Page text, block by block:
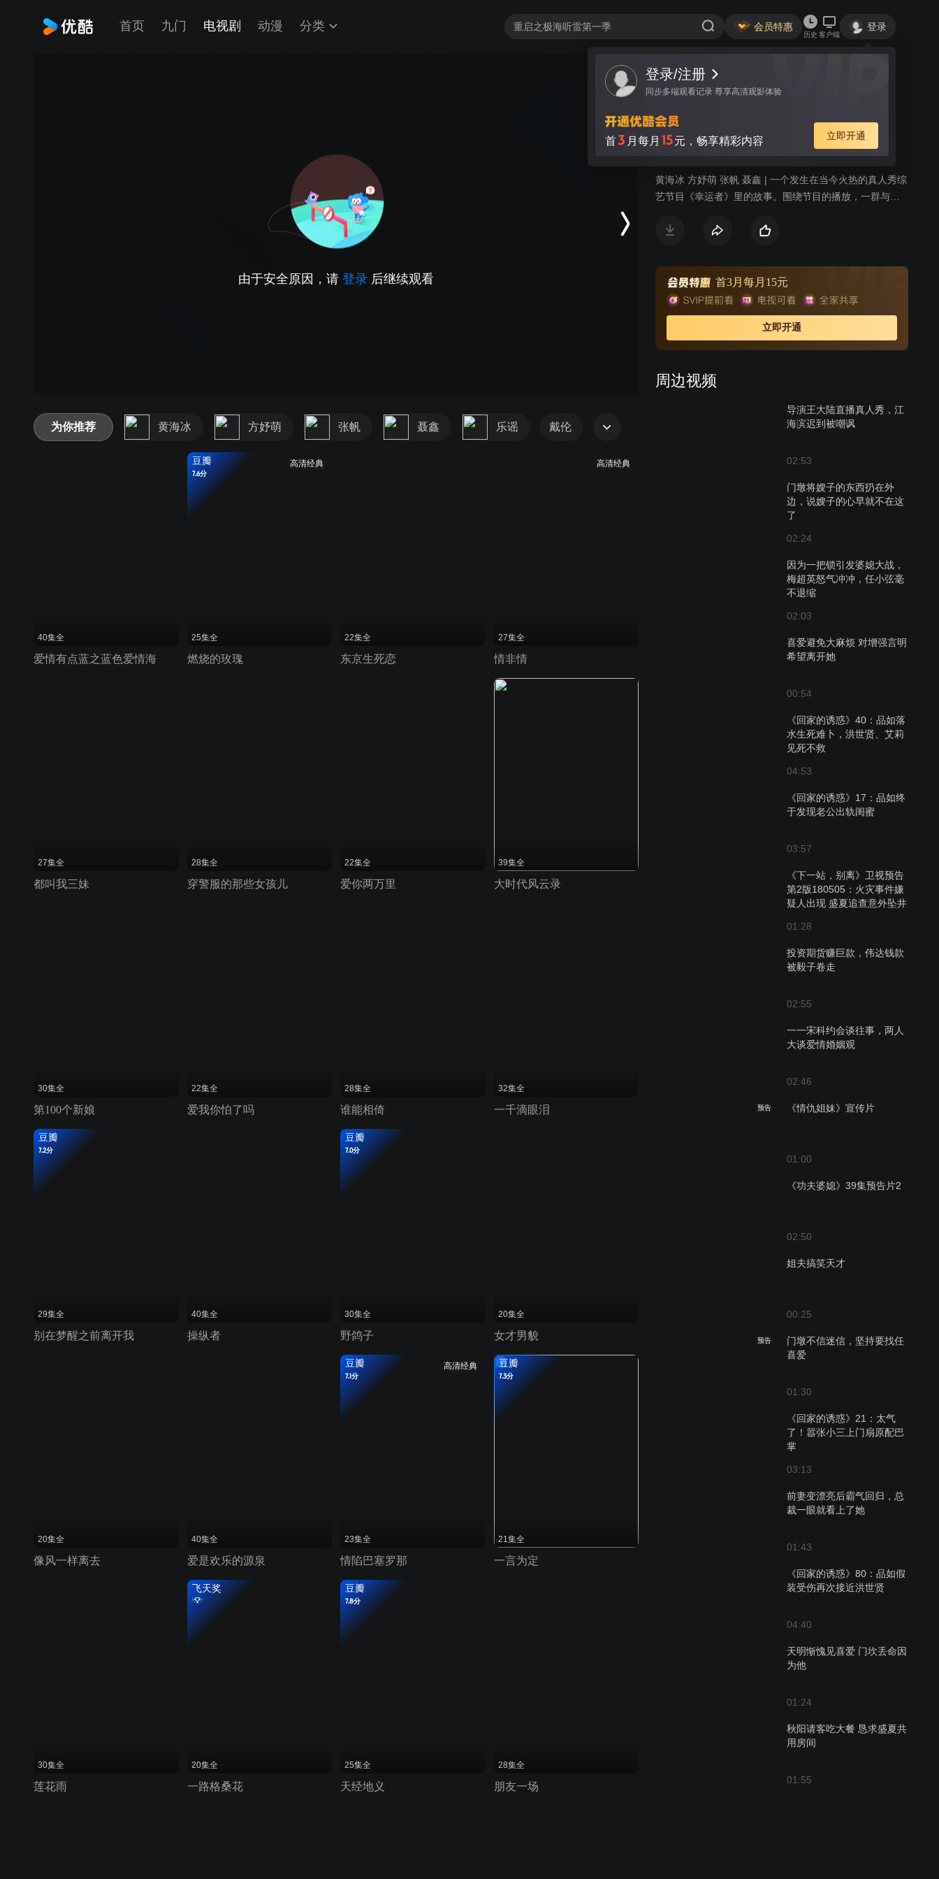
首页 九门 电视剧 动漫 分类 会员特惠
历史 客户端
登录
登录/注册
同步多端观看记录 尊享高清观影体验
首3 月每月 15元，畅享精彩内容 立即开通
由于安全原因，请 登录 后继续观看
视频 讨论
有你才快乐
中国/2006/综艺节目背后的故事
黄海冰 方妤萌 张帆 聂鑫 | 一个发生在当今火热的真人秀综
艺节目《幸运者》里的故事。围绕节目的播放，一群与节
临情感挣扎和人生奋斗，从而演绎出了一段真情错位和缠
即将登记结婚的恋人。他们本来可以平静地结婚、生子，
如果没有这档《幸运者》节目的话。戴雨桐在《幸运者》
的电视真人秀节目里看见了一个月前意外邂逅的江海滨，
也看到了预告花絮中自己的镜头。这个突如其来的电视节
目改变了他们的生活和命运，发生了连锁反应，首先直接
常愧疚，同时自己也觉得茫然困惑。赵有友表现平静，暗
首3月每月15元
立即开通
周边视频
导演王大陆直播真人秀，江
海滨迟到被嘲讽
02:53
门墩将嫂子的东西扔在外
边，说嫂子的心早就不在这
了
02:24
因为一把锁引发婆媳大战，
梅超英怒气冲冲，任小弦毫
不退缩
02:03
喜爱避免大麻烦 对增强言明
希望离开她
00:54
《回家的诱惑》40：品如落
水生死难卜，洪世贤、艾莉
见死不救
04:53
《回家的诱惑》17：品如终
于发现老公出轨闺蜜
03:57
《下一站，别离》卫视预告
第2版180505：火灾事件嫌
疑人出现 盛夏追查意外坠井
01:28
投资期货赚巨款，伟达钱款
被毅子卷走
02:55
一一宋科约会谈往事，两人
大谈爱情婚姻观
02:46
预告 《情仇姐妹》宣传片
01:00
《功夫婆媳》39集预告片2
02:50
姐夫搞笑天才
00:25
预告
门墩不信迷信，坚持要找任
喜爱
01:30
《回家的诱惑》21：太气
了！嚣张小三上门扇原配巴
掌
03:13
前妻变漂亮后霸气回归，总
裁一眼就看上了她
01:43
《回家的诱惑》80：品如假
装受伤再次接近洪世贤
04:40
天明惭愧见喜爱 门坎丢命因
为他
01:24
秋阳请客吃大餐 恳求盛夏共
用房间
01:55
为你推荐 黄海冰 方妤萌 张帆 聂鑫 乐谣 戴伦
40集全
爱情有点蓝之蓝色爱情海
高清经典
豆瓣
7.6分
25集全
燃烧的玫瑰
22集全
东京生死恋
高清经典
27集全
情非情
27集全
都叫我三妹
28集全
穿警服的那些女孩儿
22集全
爱你两万里
39集全
大时代风云录
30集全
第100个新娘
22集全
爱我你怕了吗
28集全
谁能相倚
32集全
一千滴眼泪
豆瓣
7.2分
29集全
别在梦醒之前离开我
40集全
操纵者
豆瓣
7.0分
30集全
野鸽子
20集全
女才男貌
20集全
像风一样离去
40集全
爱是欢乐的源泉
高清经典
豆瓣
7.1分
23集全
情陷巴塞罗那
豆瓣
7.3分
21集全
一言为定
30集全
莲花雨
飞天奖
20集全
一路格桑花
豆瓣
7.8分
25集全
天经地义
28集全
朋友一场